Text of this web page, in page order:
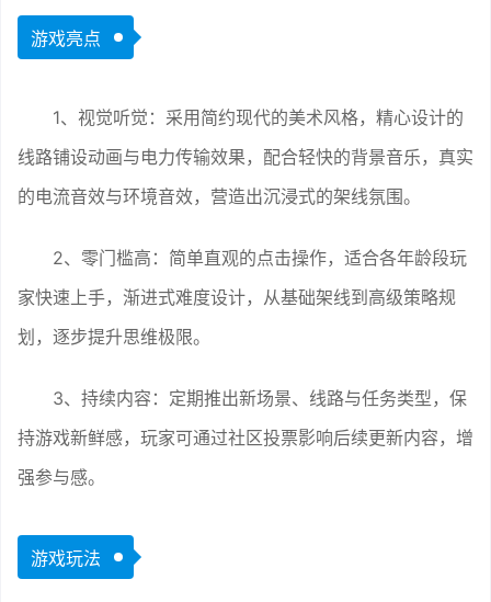
游戏亮点
1、视觉听觉：采用简约现代的美术风格，精心设计的
线路铺设动画与电力传输效果，配合轻快的背景音乐，真实
的电流音效与环境音效，营造出沉浸式的架线氛围。
2、零门槛高：简单直观的点击操作，适合各年龄段玩
家快速上手，渐进式难度设计，从基础架线到高级策略规
划，逐步提升思维极限。
3、持续内容：定期推出新场景、线路与任务类型，保
持游戏新鲜感，玩家可通过社区投票影响后续更新内容，增
强参与感。
游戏玩法